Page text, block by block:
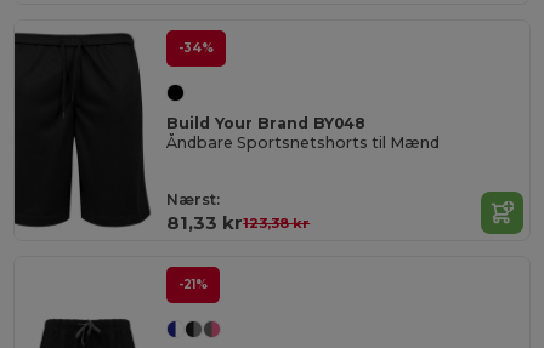
-34%
Build Your Brand BY048
Åndbare Sportsnetshorts til Mænd
Nærst:
81,33 kr123,38 kr
-21%